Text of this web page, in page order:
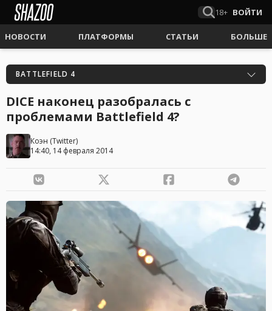
18+ ВОЙТИ
НОВОСТИ ПЛАТФОРМЫ СТАТЬИ БОЛЬШЕ
BATTLEFIELD 4
DICE наконец разобралась с
проблемами Battlefield 4?
Коэн (Twitter)
14:40, 14 февраля 2014